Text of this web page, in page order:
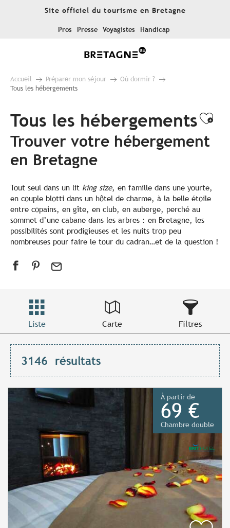
Site officiel du tourisme en Bretagne
Pros Presse Voyagistes Handicap
Accueil Préparer mon séjour
Où dormir ?
Tous les hébergements
Tous les hébergements
Trouver votre hébergement
en Bretagne
Tout seul dans un lit king size, en famille dans une yourte,
en couple blotti dans un hôtel de charme, à la belle étoile
entre copains, en gîte, en club, en auberge, perché au
sommet d’une cabane dans les arbres : en Bretagne, les
possibilités sont prodigieuses et les nuits trop peu
nombreuses pour faire le tour du cadran…et de la question !
Liste Carte Filtres
3146 résultats
À partir de
69 €
Chambre double